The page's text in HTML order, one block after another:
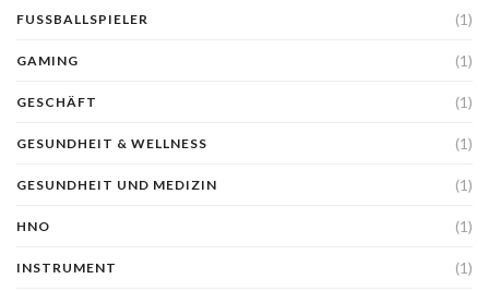
FUSSBALLSPIELER (1)
GAMING (1)
GESCHÄFT (1)
GESUNDHEIT & WELLNESS (1)
GESUNDHEIT UND MEDIZIN (1)
HNO (1)
INSTRUMENT (1)